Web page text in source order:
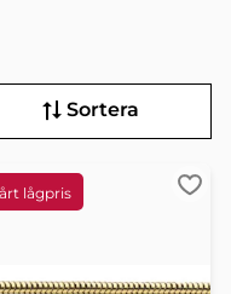
Sortera
favoriter